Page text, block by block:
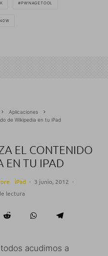
PWNAGETOOL
Aplicaciones
de Wikipedia en tu iPad
EL CONTENIDO
EN TU IPAD
iPad · 3 junio, 2012 ·
lectura
acudimos a